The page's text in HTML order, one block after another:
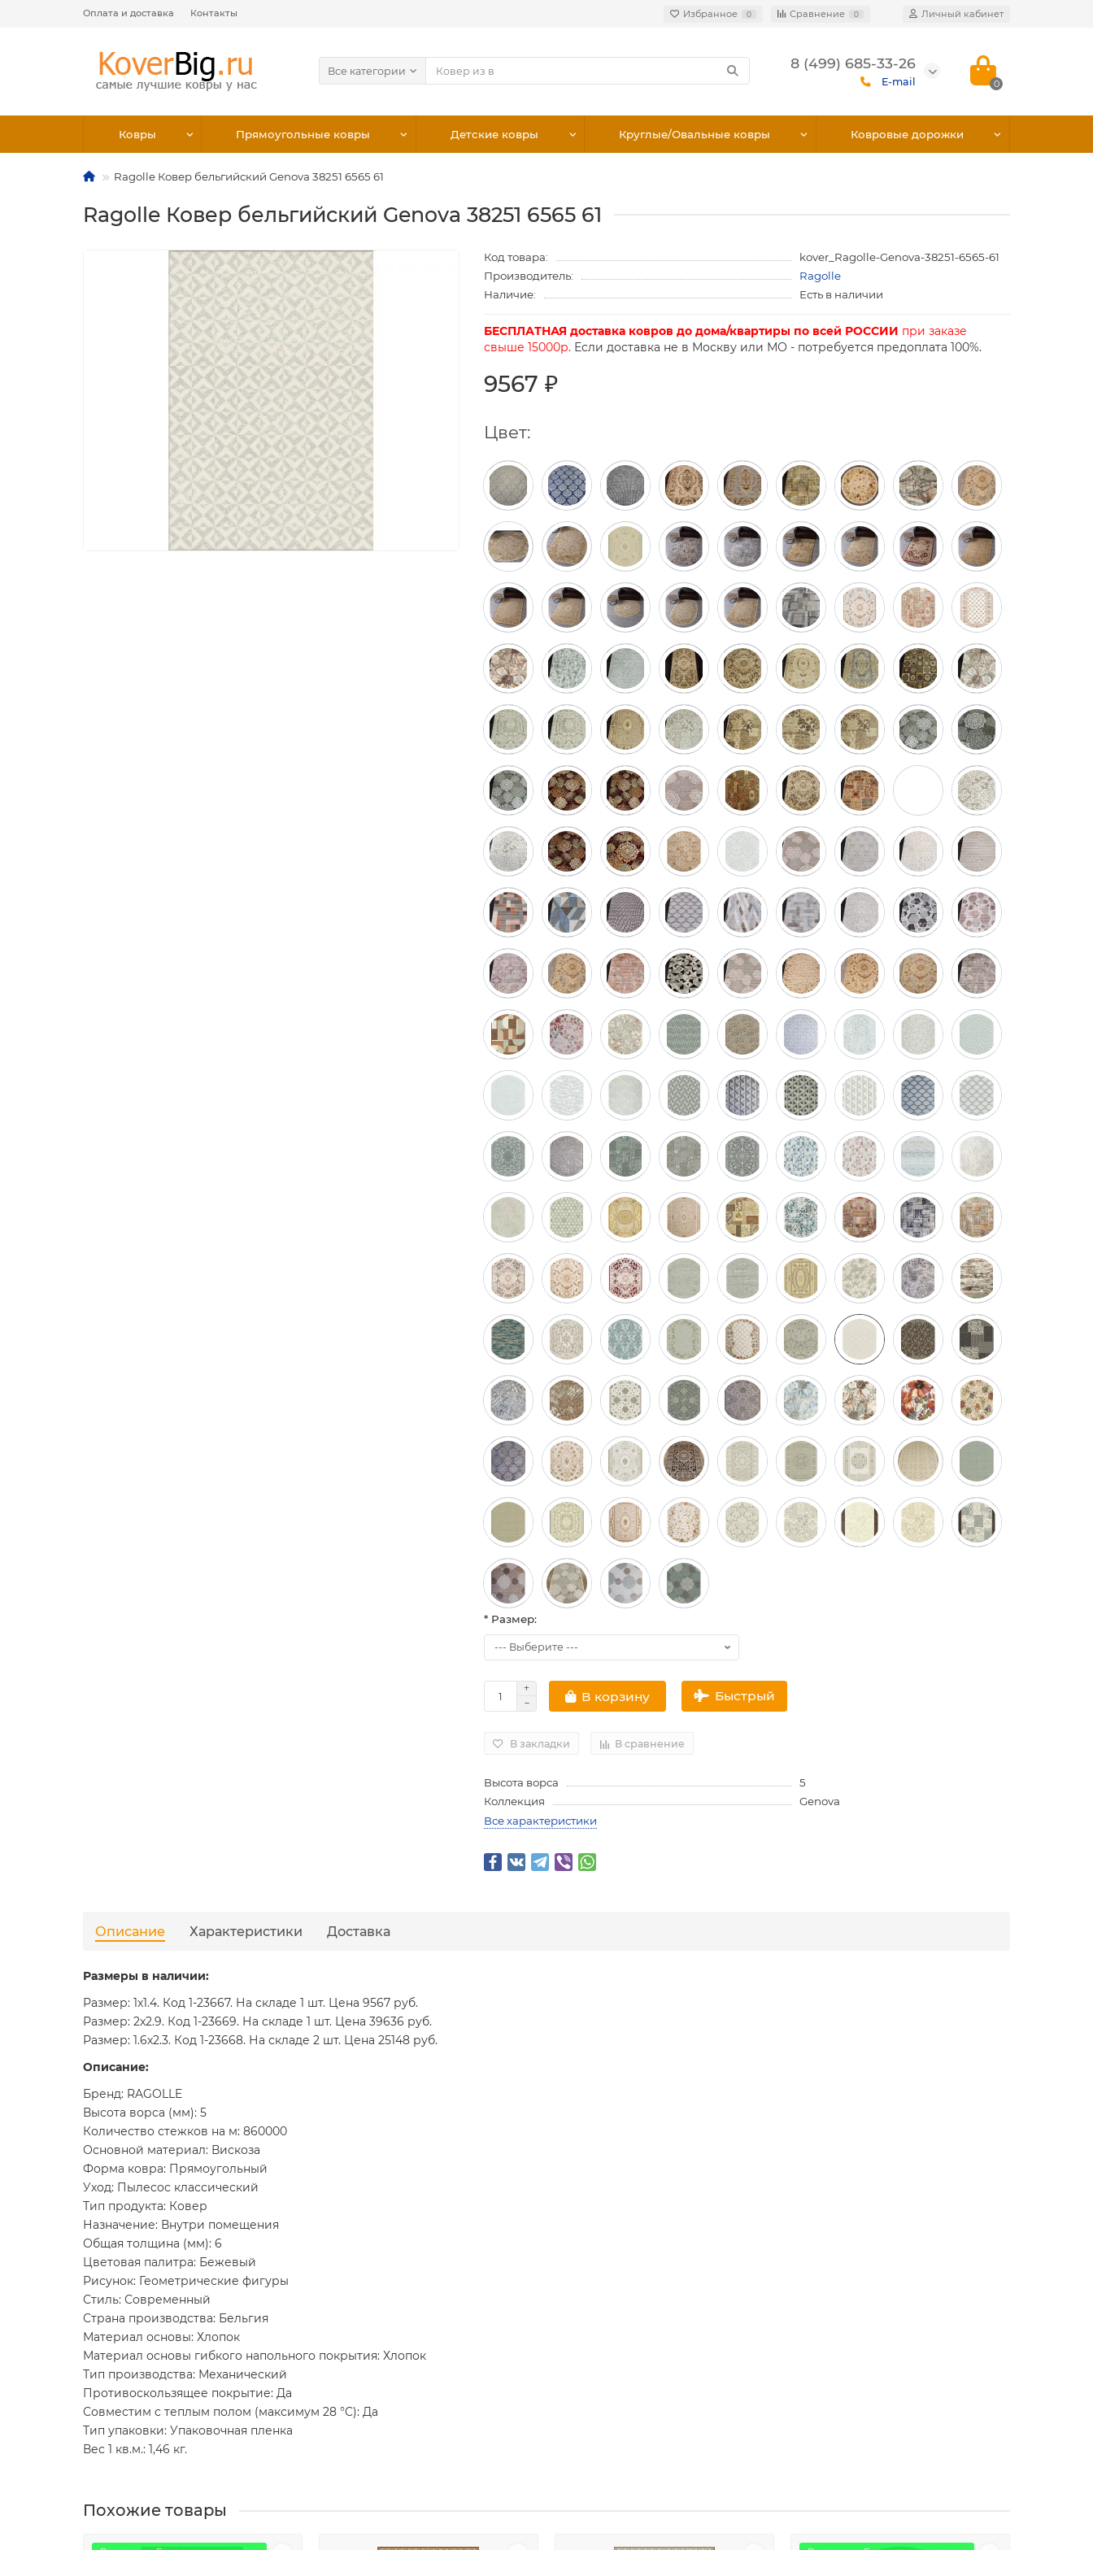
Оплата и доставка Контакты Избранное 0 Сравнение 0 Личный кабинет
Все категории 8 (499) 685-33-26
E-mail 0
Ковры Прямоугольные ковры Детские ковры Круглые/Овальные ковры Ковровые дорожки
Ragolle Ковер бельгийский Genova 38251 6565 61
Ragolle Ковер бельгийский Genova 38251 6565 61
Код товара:
kover_Ragolle-Genova-38251-6565-61
Производитель:
Ragolle
Наличие:
Есть в наличии
БЕСПЛАТНАЯ доставка ковров до дома/квартиры по всей РОССИИ при заказе
свыше 15000р. Если доставка не в Москву или МО - потребуется предоплата 100%.
9567 ₽
Цвет:
* Размер:
В корзину Быстрый
В закладки В сравнение
Высота ворса
5
Коллекция
Genova
Все характеристики
Описание Характеристики Доставка
Размеры в наличии:
Размер: 1x1.4. Код 1-23667. На складе 1 шт. Цена 9567 руб.
Размер: 2x2.9. Код 1-23669. На складе 1 шт. Цена 39636 руб.
Размер: 1.6x2.3. Код 1-23668. На складе 2 шт. Цена 25148 руб.
Описание:
Бренд: RAGOLLE
Высота ворса (мм): 5
Количество стежков на м: 860000
Основной материал: Вискоза
Форма ковра: Прямоугольный
Уход: Пылесос классический
Тип продукта: Ковер
Назначение: Внутри помещения
Общая толщина (мм): 6
Цветовая палитра: Бежевый
Рисунок: Геометрические фигуры
Стиль: Современный
Страна производства: Бельгия
Материал основы: Хлопок
Материал основы гибкого напольного покрытия: Хлопок
Тип производства: Механический
Противоскользящее покрытие: Да
Совместим с теплым полом (максимум 28 °C): Да
Тип упаковки: Упаковочная пленка
Вес 1 кв.м.: 1,46 кг.
Похожие товары